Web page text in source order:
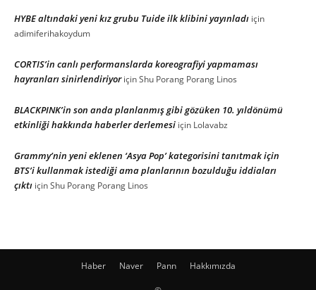
HYBE altındaki yeni kız grubu Tuide ilk klibini yayınladı için
adimiferihakoydum
CORTIS’in canlı performanslarda koreografiyi yapmaması
hayranları sinirlendiriyoriçinShu Porang Porang Linos
BLACKPINK’in son anda planlanmış gibi gözüken 10. yıldönümü
etkinliği hakkında haberler derlemesi için Lolavabz
Grammy’nin yeni eklenen ‘Asya Pop’ kategorisini tanıtmak için
BTS’i kullanmak istediği ama planlarının bozulduğu iddiaları
çıktı içinShu Porang Porang Linos
Haber Naver Pann Hakkımızda